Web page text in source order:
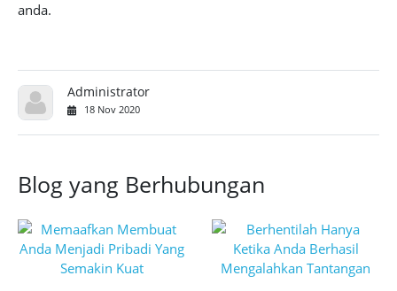
anda.
Administrator
18 Nov 2020
Blog yang Berhubungan